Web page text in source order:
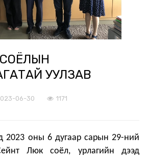
УУЛЗАВ
06-30 1171
2023 оны 6 дугаар сарын 29-ний
Люк соёл, урлагийн дээд